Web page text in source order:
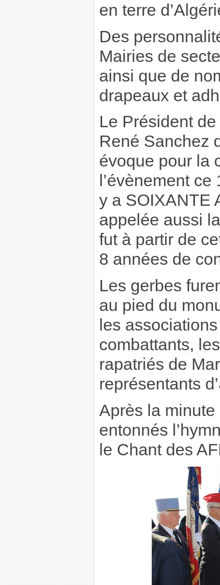
en terre
Des
Mairies de
ainsi que de
drapeaux et
Le Président
René Sanchez
évoque pour la
l’évènement
y a SOIXANTE
appelée aussi
fut à partir de
8 années de
Les gerbes
au pied du
les
combattants,
rapatriés de
représentants
Après la
entonnés
le Chant des